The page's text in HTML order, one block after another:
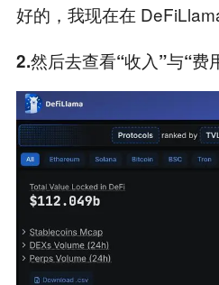
好的，我现在在
2.然后去查看“收入”与“费